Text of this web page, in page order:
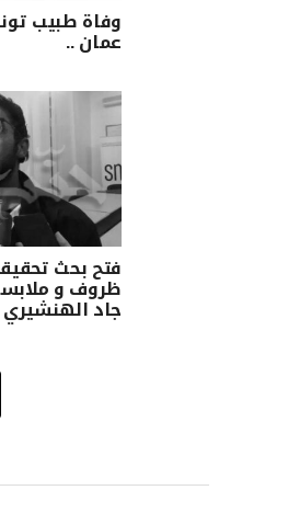
وفاة طبيب
عمان ..
فتح بحث
ظروف و
جاد الهنشيري